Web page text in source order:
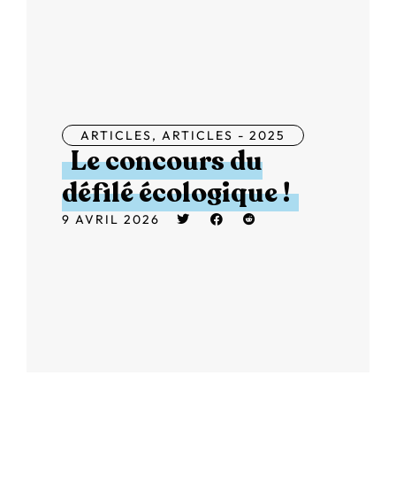
ARTICLES, ARTICLES - 2025
Le concours du
défilé écologique !
9 AVRIL 2026